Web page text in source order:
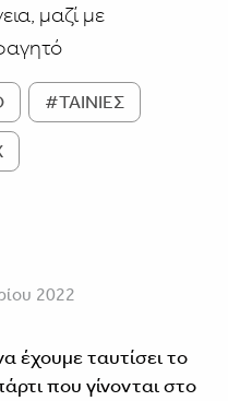
μαζί με
#ΤΑΙΝΙΕΣ
2022
έχουμε ταυτίσει το
που γίνονται στο